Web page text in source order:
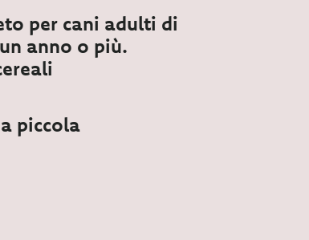
per cani adulti di
anno o più.
piccola